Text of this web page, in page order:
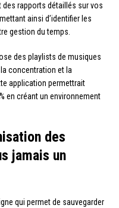
rapports détaillés sur vos
ainsi d’identifier les
gestion du temps.
des playlists de musiques
concentration et la
application permettrait
en créant un environnement
des
jamais un
qui permet de sauvegarder